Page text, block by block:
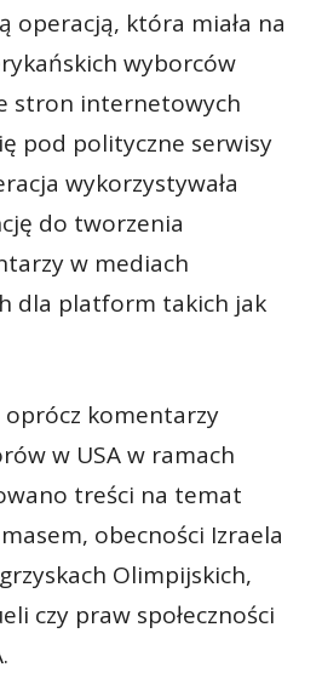
operacją, która miała na
wyborców
stron internetowych
pod polityczne serwisy
wykorzystywała
do tworzenia
w mediach
dla platform takich jak
oprócz komentarzy
w USA w ramach
treści na temat
obecności Izraela
Olimpijskich,
czy praw społeczności